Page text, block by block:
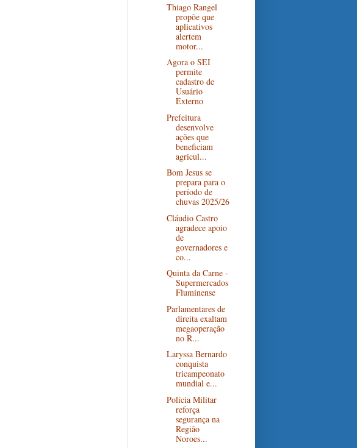
Thiago Rangel
propõe que
aplicativos
alertem
motor...
Agora o SEI
permite
cadastro de
Usuário
Externo
Prefeitura
desenvolve
ações que
beneficiam
agricul...
Bom Jesus se
prepara para o
período de
chuvas 2025/26
Cláudio Castro
agradece apoio
de
governadores e
co...
Quinta da Carne -
Supermercados
Fluminense
Parlamentares de
direita exaltam
megaoperação
no R...
Laryssa Bernardo
conquista
tricampeonato
mundial e...
Polícia Militar
reforça
segurança na
Região
Noroes...